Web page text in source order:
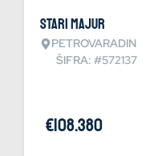
Stari Majur
PETROVARADIN
ŠIFRA: #572137
€108.380